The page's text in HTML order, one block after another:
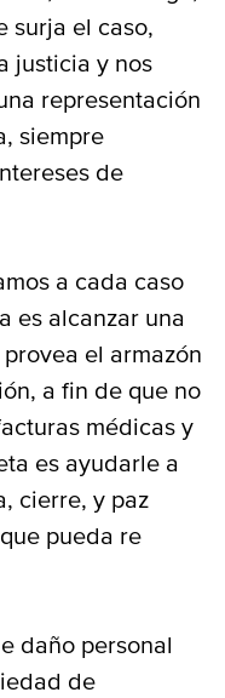
surja el caso,
justicia y nos
representación
siempre
de
a cada caso
es alcanzar una
el armazón
a fin de que no
médicas y
es ayudarle a
cierre, y paz
pueda re
daño personal
de